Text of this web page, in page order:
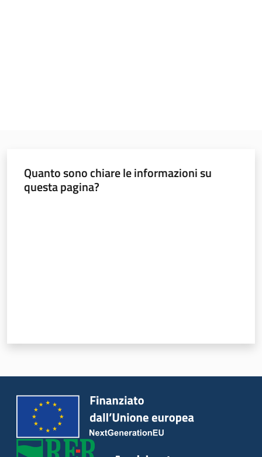
Servizi
Leggi Atti Bandi
Piani Programmi
Progetti
Quanto sono chiare le informazioni su
questa pagina?